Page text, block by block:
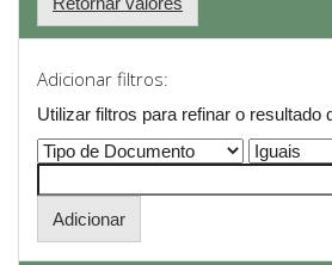
Adicionar filtros:
Utilizar filtros para refinar o resultado